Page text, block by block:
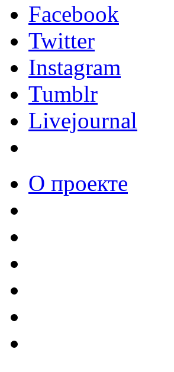
Facebook
Twitter
Instagram
Tumblr
Livejournal
О проекте